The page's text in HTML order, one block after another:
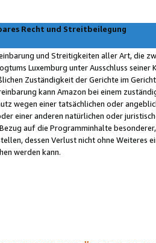
Recht und Streitbeilegung
und Streitigkeiten aller Art, die
Luxemburg unter Ausschluss
Zuständigkeit der Gerichte im
kann Amazon bei einem
wegen einer tatsächlichen oder
einer anderen natürlichen oder
auf die Programminhalte
dessen Verlust nicht ohne Weiteres
werden kann.